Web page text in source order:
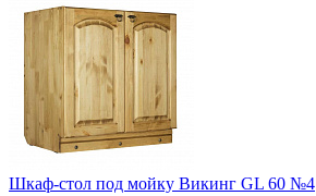
Шкаф-стол под мойку Викинг GL 60 №4